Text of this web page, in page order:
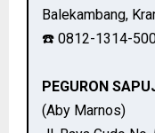
Balekambang,
☎️ 0812-1314-
PEGURON
(Aby Marnos)